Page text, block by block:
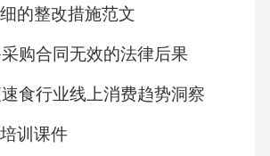
的整改措施范文
购合同无效的法律后果
食行业线上消费趋势洞察
训课件